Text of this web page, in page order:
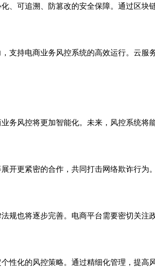
、可追溯、防篡改的安全保障。通过区块
支持电商业务风控系统的高效运行。云服
务风控将更加智能化。未来，风控系统将
开更紧密的合作，共同打击网络欺诈行为
规也将逐步完善。电商平台需要密切关注
性化的风控策略。通过精细化管理，提高